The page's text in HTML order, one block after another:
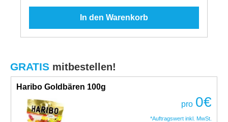
In den Warenkorb
GRATIS mitbestellen!
Haribo Goldbären 100g
pro 0€
*Auftragswert inkl. MwSt.